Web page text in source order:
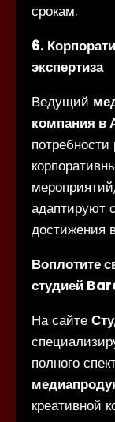
срокам.
6.
экспертиза
Ведущий
компания в
адаптируют
достижения
Воплотите
студией
На сайте
полного
креативной